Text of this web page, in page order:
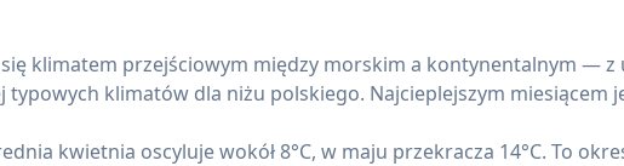
klimatem przejściowym między morskim a kontynentalnym — z
klimatów dla niżu polskiego. Najcieplejszym miesiącem
kwietnia oscyluje wokół 8°C, w maju przekracza 14°C. To